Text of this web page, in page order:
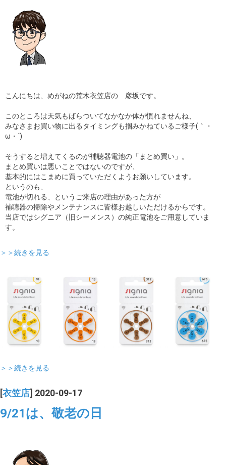
こんにちは、めがねの荒木衣笠店の 彦坂です。
このところは天気もばらついてなかなか体が慣れませんね、
みなさまお買い物に出るタイミングも掴みかねているご様子(｀・
ω・´)
そうすると増えてくるのが補聴器電池の「まとめ買い」。
まとめ買いは悪いことではないのですが、
基本的にはこまめに買っていただくようお願いしています。
というのも、
電池が切れる、というご来店の理由があった方が
補聴器の掃除やメンテナンスに皆様お越しいただけるからです。
当店ではシグニア（旧シーメンス）の純正電池をご用意していま
す。
＞＞続きを見る
＞＞続きを見る
[衣笠店] 2020-09-17
9/21は、敬老の日